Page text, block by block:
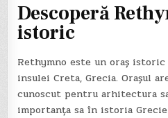
Descoperă
istoric
Rethymno este un oraș
insulei Creta, Grecia. Orașul
cunoscut pentru arhitectura
importanța sa în istoria